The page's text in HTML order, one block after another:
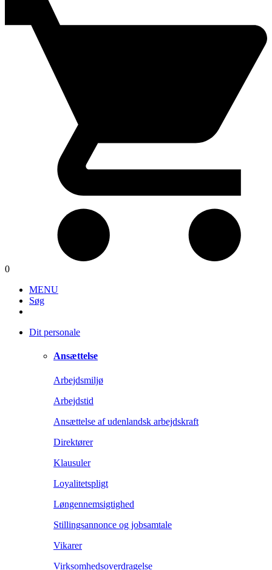
0
MENU
Søg
Dit personale
Ansættelse
Arbejdsmiljø
Arbejdstid
Ansættelse af udenlandsk arbejdskraft
Direktører
Klausuler
Loyalitetspligt
Løngennemsigtighed
Stillingsannonce og jobsamtale
Vikarer
Virksomhedsoverdragelse